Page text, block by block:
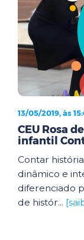
13/05/2019, às
CEU Rosa
infantil
Contar
dinâmico e
diferenciado
de histór...